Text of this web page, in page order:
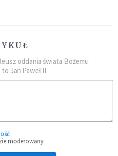
oddania świata Bożemu
Jan Paweł II
moderowany